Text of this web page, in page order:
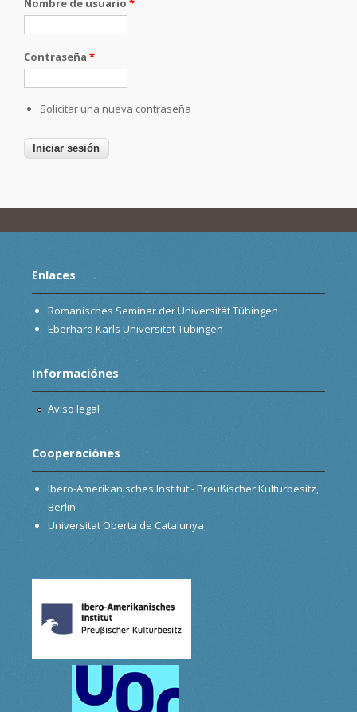
Contraseña *
Solicitar una nueva contraseña
Enlaces
Romanisches Seminar der Universität Tübingen
Eberhard Karls Universität Tübingen
Informaciónes
Aviso legal
Cooperaciónes
Ibero-Amerikanisches Institut - Preußischer Kulturbesitz,
Berlin
Universitat Oberta de Catalunya